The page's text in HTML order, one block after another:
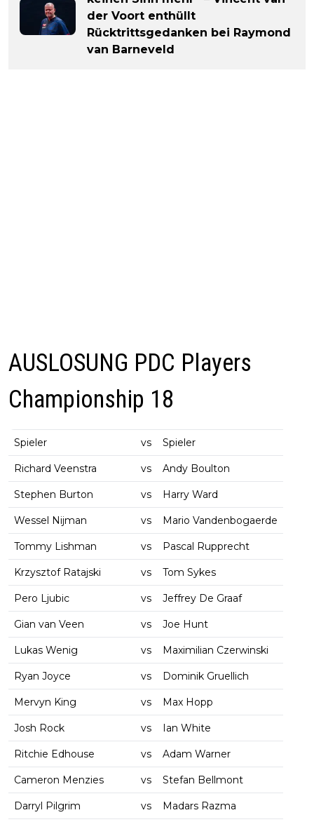
der Voort enthüllt
Rücktrittsgedanken bei Raymond
van Barneveld
AUSLOSUNG PDC Players
Championship 18
Spieler vs Spieler
Richard Veenstra vs Andy Boulton
Stephen Burton vs Harry Ward
Wessel Nijman vs Mario Vandenbogaerde
Tommy Lishman vs Pascal Rupprecht
Krzysztof Ratajski vs Tom Sykes
Pero Ljubic vs Jeffrey De Graaf
Gian van Veen vs Joe Hunt
Lukas Wenig vs Maximilian Czerwinski
Ryan Joyce vs Dominik Gruellich
Mervyn King vs Max Hopp
Josh Rock vs Ian White
Ritchie Edhouse vs Adam Warner
Cameron Menzies vs Stefan Bellmont
Darryl Pilgrim vs Madars Razma